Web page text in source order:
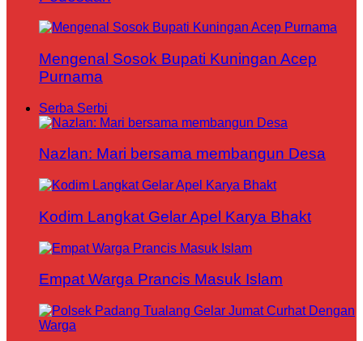
Mengenal Sosok Bupati Kuningan Acep
Purnama
Serba Serbi
Nazlan: Mari bersama membangun Desa
Kodim Langkat Gelar Apel Karya Bhakt
Empat Warga Prancis Masuk Islam